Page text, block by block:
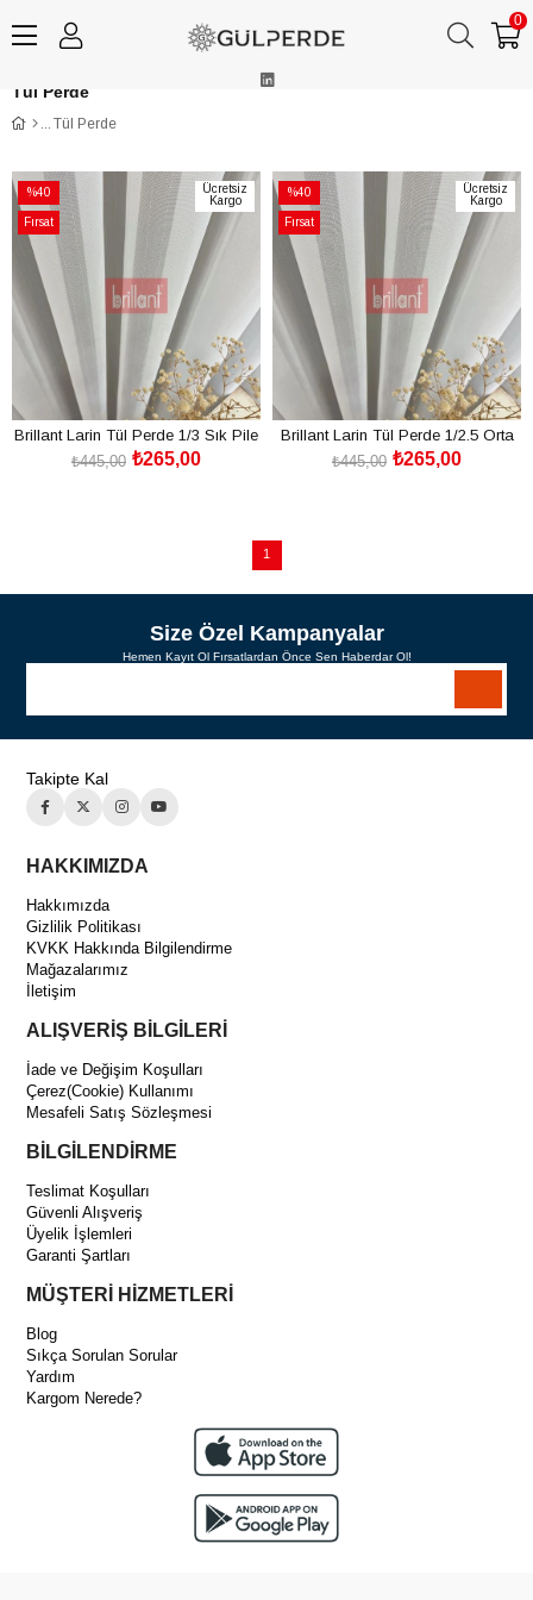
0
Tül Perde
Tül Perde
%40
İndirim
%40İndirim
Fırsat
Ürünü
Ücretsiz
Kargo
Brillant Larin Tül Perde 1/3 Sık Pile
₺265,00
₺445,00
%40
İndirim
%40İndirim
Fırsat
Ürünü
Ücretsiz
Kargo
Brillant Larin Tül Perde 1/2.5 Orta
Pile
₺265,00
₺445,00
1
Size Özel Kampanyalar
Hemen Kayıt Ol Fırsatlardan Önce Sen Haberdar Ol!
Takipte Kal
HAKKIMIZDA
Hakkımızda
Gizlilik Politikası
KVKK Hakkında Bilgilendirme
Mağazalarımız
İletişim
ALIŞVERİŞ BİLGİLERİ
İade ve Değişim Koşulları
Çerez(Cookie) Kullanımı
Mesafeli Satış Sözleşmesi
BİLGİLENDİRME
Teslimat Koşulları
Güvenli Alışveriş
Üyelik İşlemleri
Garanti Şartları
MÜŞTERİ HİZMETLERİ
Blog
Sıkça Sorulan Sorular
Yardım
Kargom Nerede?